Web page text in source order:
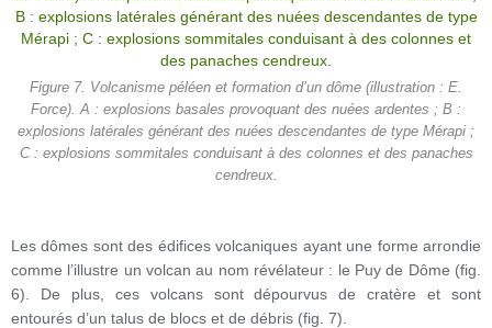
Figure 7. Volcanisme péléen et formation d’un dôme (illustration : E.
Force). A : explosions basales provoquant des nuées ardentes ; B :
explosions latérales générant des nuées descendantes de type Mérapi ;
C : explosions sommitales conduisant à des colonnes et des panaches
cendreux.
Les dômes sont des édifices volcaniques ayant une forme arrondie
comme l’illustre un volcan au nom révélateur : le Puy de Dôme (fig.
6). De plus, ces volcans sont dépourvus de cratère et sont
entourés d’un talus de blocs et de débris (fig. 7).